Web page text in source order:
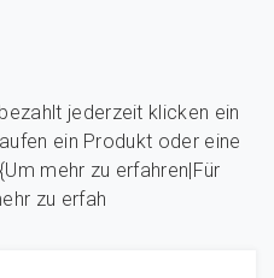
jederzeit klicken ein
ein Produkt oder eine
mehr zu erfahren|Für
zu erfah